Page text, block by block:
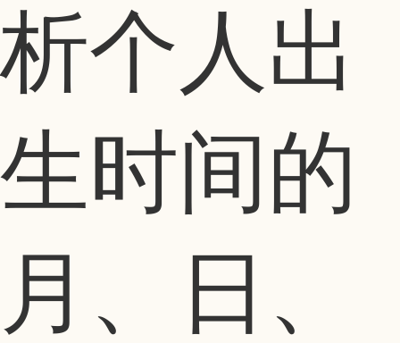
析个人出
生时间的
月、日、